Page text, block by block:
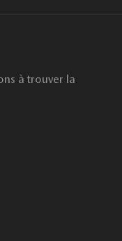
à trouver la